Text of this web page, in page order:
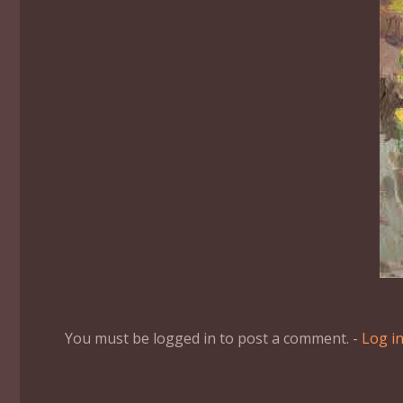
You must be logged in to post a comment. - Log in